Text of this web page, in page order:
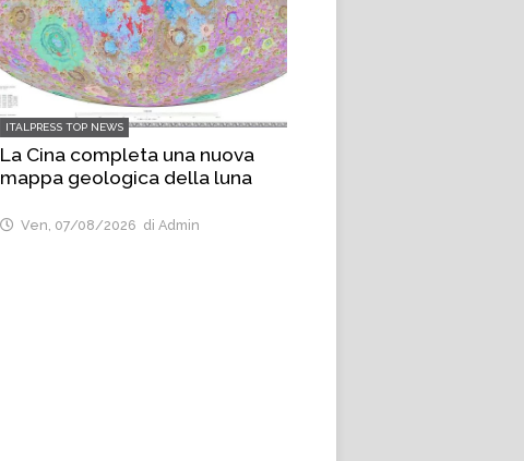
ITALPRESS TOP NEWS
La Cina completa una nuova
mappa geologica della luna
Ven, 07/08/2026 di Admin